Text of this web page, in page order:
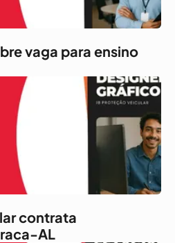
vaga para ensino
contrata
AL